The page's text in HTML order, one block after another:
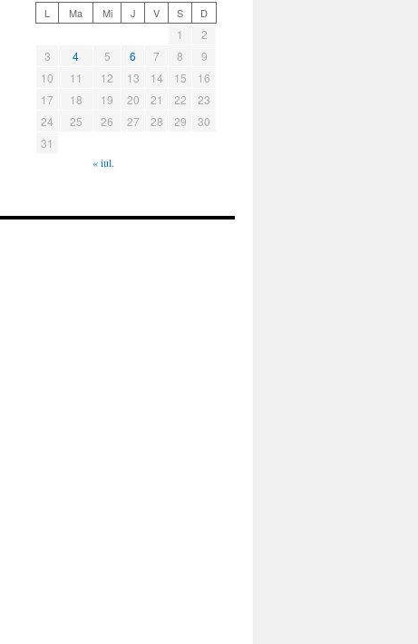
L Ma Mi J V S D
1
2
3
4 5 6 7 8
9
10
11 12 13 14 15
16
17
18 19 20 21 22
23
24
25 26 27 28 29
30
31
« iul.